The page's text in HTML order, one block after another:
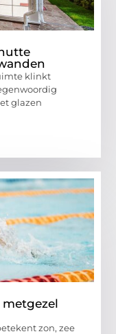
klinkt
glazen
zon, zee